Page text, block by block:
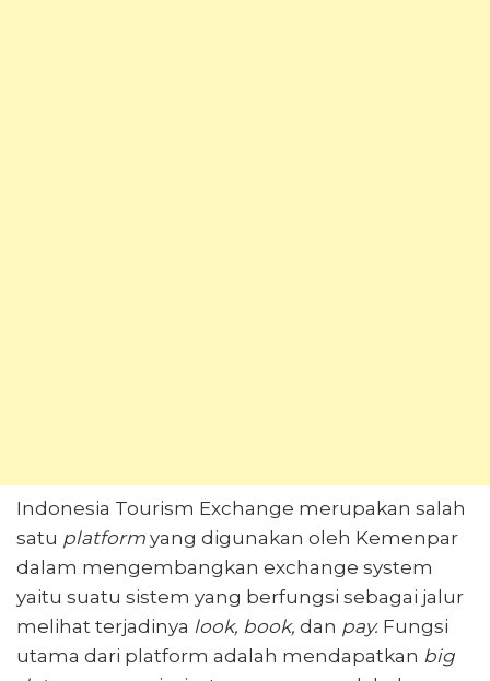
Indonesia Tourism Exchange merupakan salah
satu platform yang digunakan oleh Kemenpar
dalam mengembangkan exchange system
yaitu suatu sistem yang berfungsi sebagai jalur
melihat terjadinya look, book, dan pay. Fungsi
utama dari platform adalah mendapatkan big